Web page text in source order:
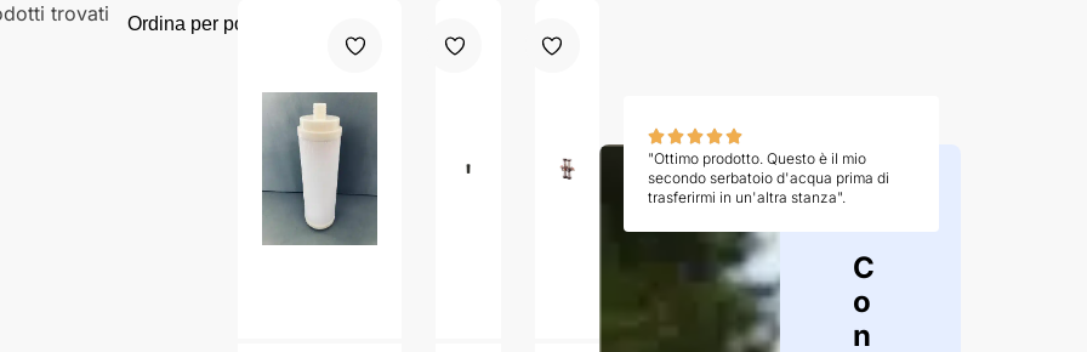
trovati
"Ottimo prodotto. Questo è il mio
secondo serbatoio d'acqua prima di
trasferirmi in un'altra stanza".
C
o
n